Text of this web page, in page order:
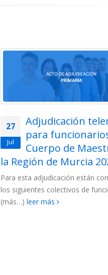
27
Jul
Adjudicación
para
Cuerpo de
la Región de Murcia
Para esta adjudicación están
los siguientes colectivos de
(más…) leer más